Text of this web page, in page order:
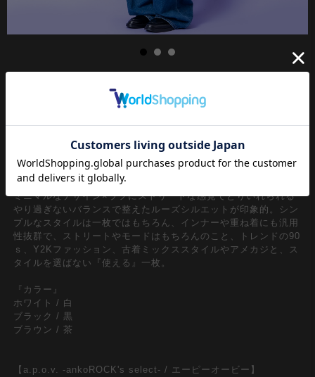
ソフトな触感と肌ざわりの良いポリ混コットン素材×定番のタン
クトップ/ノースリーブスタイル。SS、サマーシーズンはもちろ
レディース問わずユニセックスでマストなワンスタイル。
ト仕様が一見してグッドムード。ゆったり開いたUネック、フラ
ットカット裾・・生地の持つ魅力を強調する極端に無駄を削いだ
ミニマルなデザイン×ラフにストリートな感覚でとりいれられる
やり過ぎないバランスで整えたルーズシルエットが印象的。シン
プルなスタイルは一枚ではもちろん、インナーや重ね着にも汎用
性抜群で、ストリートやモードはもちろんのこと、トレンドの90
ｓ、Y2Kファッション、古着ミックススタイルやアメカジと、ス
タイルを選ばない『使える』一枚。
『カラー』
ホワイト / 白
ブラック / 黒
ブラウン / 茶
【a.p.o.v. -ankoROCK's select- / エーピーオービー】